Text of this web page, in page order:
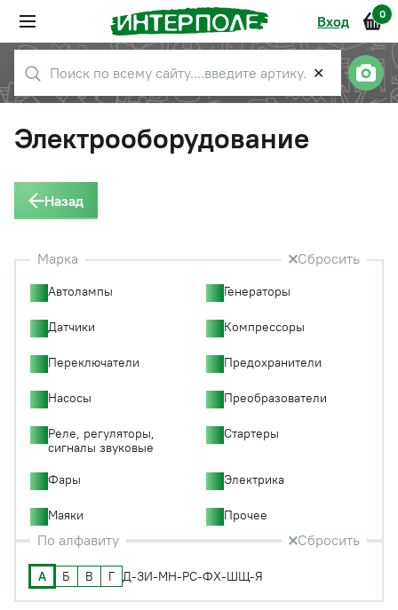
Вход 0
✕
Электрооборудование
Назад
Марка Сбросить
Автолампы Генераторы
Датчики Компрессоры
Переключатели Предохранители
Насосы Преобразователи
Реле, регуляторы,
сигналы звуковые
Стартеры
Фары Электрика
Маяки Прочее
По алфавиту Сбросить
А Б В Г Д-ЗИ-МН-РС-ФХ-ШЩ-Я